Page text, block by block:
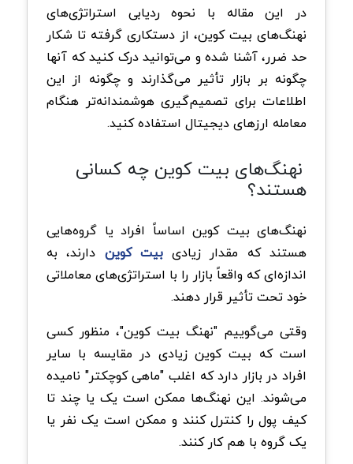
در این مقاله با نحوه ردیابی استراتژی‌های
نهنگ‌های بیت کوین، از دستکاری گرفته تا شکار
حد ضرر، آشنا شده و می‌توانید درک کنید که آنها
چگونه بر بازار تأثیر می‌گذارند و چگونه از این
اطلاعات برای تصمیم‌گیری هوشمندانه‌تر هنگام
معامله ارزهای دیجیتال استفاده کنید.
نهنگ‌های بیت کوین چه کسانی
هستند؟
نهنگ‌های بیت کوین اساساً افراد یا گروه‌هایی
هستند که مقدار زیادیبیت کوین دارند، به
اندازه‌ای که واقعاً بازار را با استراتژی‌های معاملاتی
خود تحت تأثیر قرار دهند.
وقتی می‌گوییم "نهنگ بیت کوین"، منظور کسی
است که بیت کوین زیادی در مقایسه با سایر
افراد در بازار دارد که اغلب "ماهی کوچکتر" نامیده
می‌شوند. این نهنگ‌ها ممکن است یک یا چند تا
کیف پول را کنترل کنند و ممکن است یک نفر یا
یک گروه با هم کار کنند.